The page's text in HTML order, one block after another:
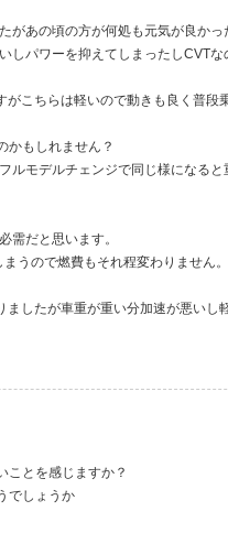
があの頃の方が何処も元気が良かっ
しパワーを抑えてしまったしCVTな
こちらは軽いので動きも良く普段
かもしれません？
ルモデルチェンジで同じ様になる
需だと思います。
うので燃費もそれ程変わりません。
したが車重が重い分加速が悪いし
ことを感じますか？
でしょうか